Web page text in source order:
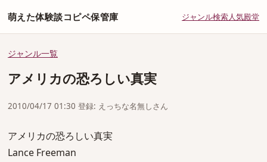
萌えた体験談コピペ保管庫 ジャンル検索人気殿堂
ジャンル一覧
アメリカの恐ろしい真実
2010/04/17 01:30 登録: えっちな名無しさん
アメリカの恐ろしい真実
Lance Freeman